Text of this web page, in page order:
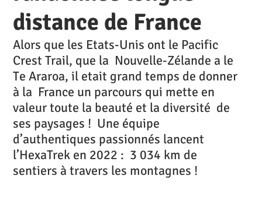
distance de France
Alors que les Etats-Unis ont le Pacific
Crest Trail, que la Nouvelle-Zélande a le
Te Araroa, il etait grand temps de donner
à la France un parcours qui mette en
valeur toute la beauté et la diversité de
ses paysages ! Une équipe
d’authentiques passionnés lancent
l’HexaTrek en 2022 : 3 034 km de
sentiers à travers les montagnes !